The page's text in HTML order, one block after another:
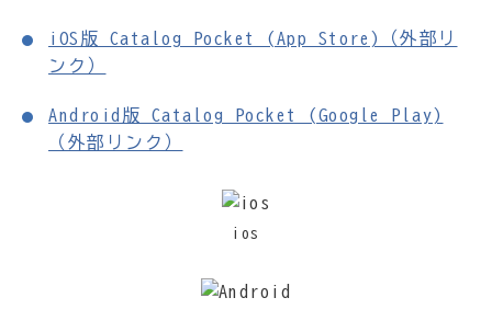
iOS版 Catalog Pocket (App Store)（外部リ
ンク）
Android版 Catalog Pocket (Google Play)
（外部リンク）
ios